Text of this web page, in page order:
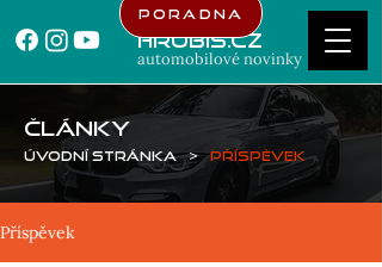
Hrubis.cz
automobilové novinky
Poradna
ČLÁNKY
Úvodní stránka > Příspěvek
Příspěvek